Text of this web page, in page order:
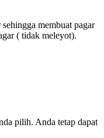
membuat pagar
( tidak meleyot).
pilih. Anda tetap dapat